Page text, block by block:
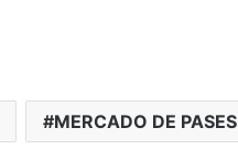
MERCADO DE PASES